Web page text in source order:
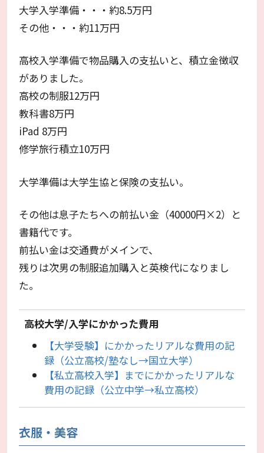
大学入学準備・・・約8.5万円
その他・・・約11万円
高校入学準備で物品購入の支払いと、積立金徴収
がありました。
高校の制服12万円
教科書8万円
iPad 8万円
修学旅行積立10万円
大学準備は大学生協と保険の支払い。
その他は息子たちへの前払い金（40000円×2）と
書籍代です。
前払い金は交通費がメインで、
残りは次男の制服追加購入と英検代になりまし
た。
高校大学/入学にかかった費用
【大学受験】にかかったリアルな費用の記
録（公立高校/塾なし→国立大学）
【私立高校入学】までにかかったリアルな
費用の記録（公立中学→私立高校）
衣服・美容